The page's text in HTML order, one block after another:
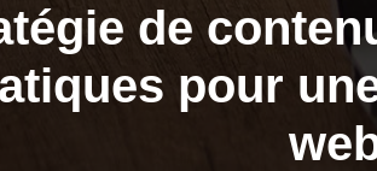
de
pour